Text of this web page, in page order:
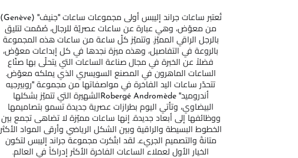
تُعتبر ساعات جراند إليبس أولى مجموعات ساعات ''جنيف'' (Genève)
من معوّض، وهي عبارة عن ساعات عصريّة للرجال، صُمّمت لتليق
بالرجل الراقي المميّز. وتتميّز كلّ ساعة من ساعات هذه المجموعة
بالروعة في التفاصيل، وهذه ميزة نجدها في كل إبداعات معوّض،
فضلاً عن الخبرة في مجال صناعة الساعات التي يتحلّى بها صنّاع
الساعات الماهرون في المصنع السويسري الذي يملكه معوّض.
تتحدّر ساعات اليد الفاخرة في مواصفاتها من مجموعة ''روبيرجيه
أندروميد'' Robergé Andromèdeالشهيرة التي تتميّز بشكلها
البيضاوي، وتأتي اليوم بطرازات عصرية جديدة تسمو بتصاميمها
ووظائفها إلى أبعاد جديدة. إنها ساعات مميّزة لا تضاهى تجمع بين
الخطوط البسيطة والراقية وبين الشكل الرياضي وأرقى المواد الأكثر
متانةً والتصميم الجريء. لقد ابتُكرت مجموعة جراند إليبس لتكون
الخيار الأول لعملاء الساعات الفاخرة الأكثر إدراكاً في العالم.